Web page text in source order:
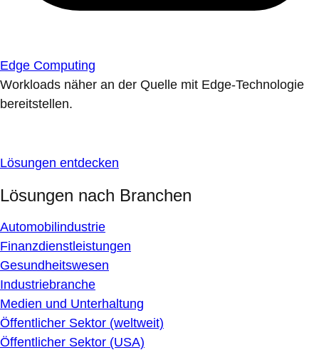
Edge Computing
Workloads näher an der Quelle mit Edge-Technologie
bereitstellen.
Lösungen entdecken
Lösungen nach Branchen
Automobilindustrie
Finanzdienstleistungen
Gesundheitswesen
Industriebranche
Medien und Unterhaltung
Öffentlicher Sektor (weltweit)
Öffentlicher Sektor (USA)